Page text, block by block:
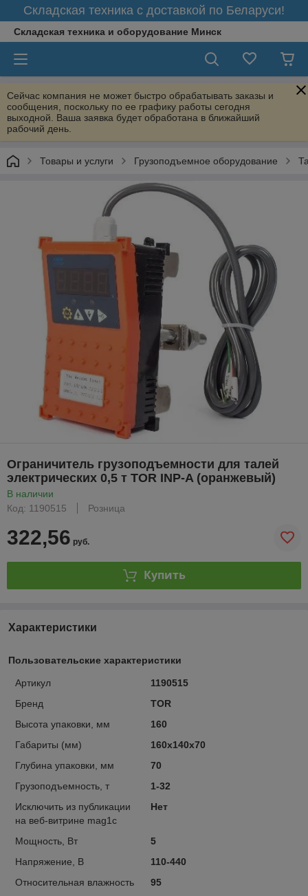
Складская техника с доставкой по Беларуси!
Складская техника и оборудование Минск
Сейчас компания не может быстро обрабатывать заказы и
сообщения, поскольку по ее графику работы сегодня
выходной. Ваша заявка будет обработана в ближайший
рабочий день.
Товары и услуги Грузоподъемное оборудование
Ограничитель грузоподъемности для талей
электрических 0,5 т TOR INP-A (оранжевый)
В наличии
Код: 1190515
Розница
322,56 руб.
Купить
Характеристики
Пользовательские характеристики
Артикул
1190515
Бренд
TOR
Высота упаковки, мм
160
Габариты (мм)
160х140х70
Глубина упаковки, мм
70
Грузоподъемность, т
1-32
Исключить из публикации
на веб-витрине mag1c
Нет
Мощность, Вт
5
Напряжение, В
110-440
Относительная влажность
95